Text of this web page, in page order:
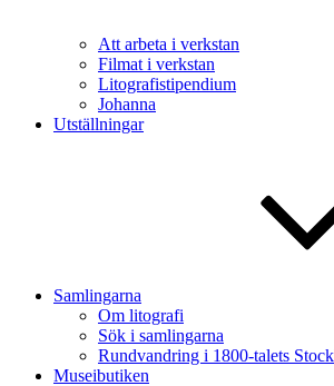
Att arbeta i verkstan
Filmat i verkstan
Litografistipendium
Johanna
Utställningar
Samlingarna
Om litografi
Sök i samlingarna
Rundvandring i 1800-talets
Museibutiken